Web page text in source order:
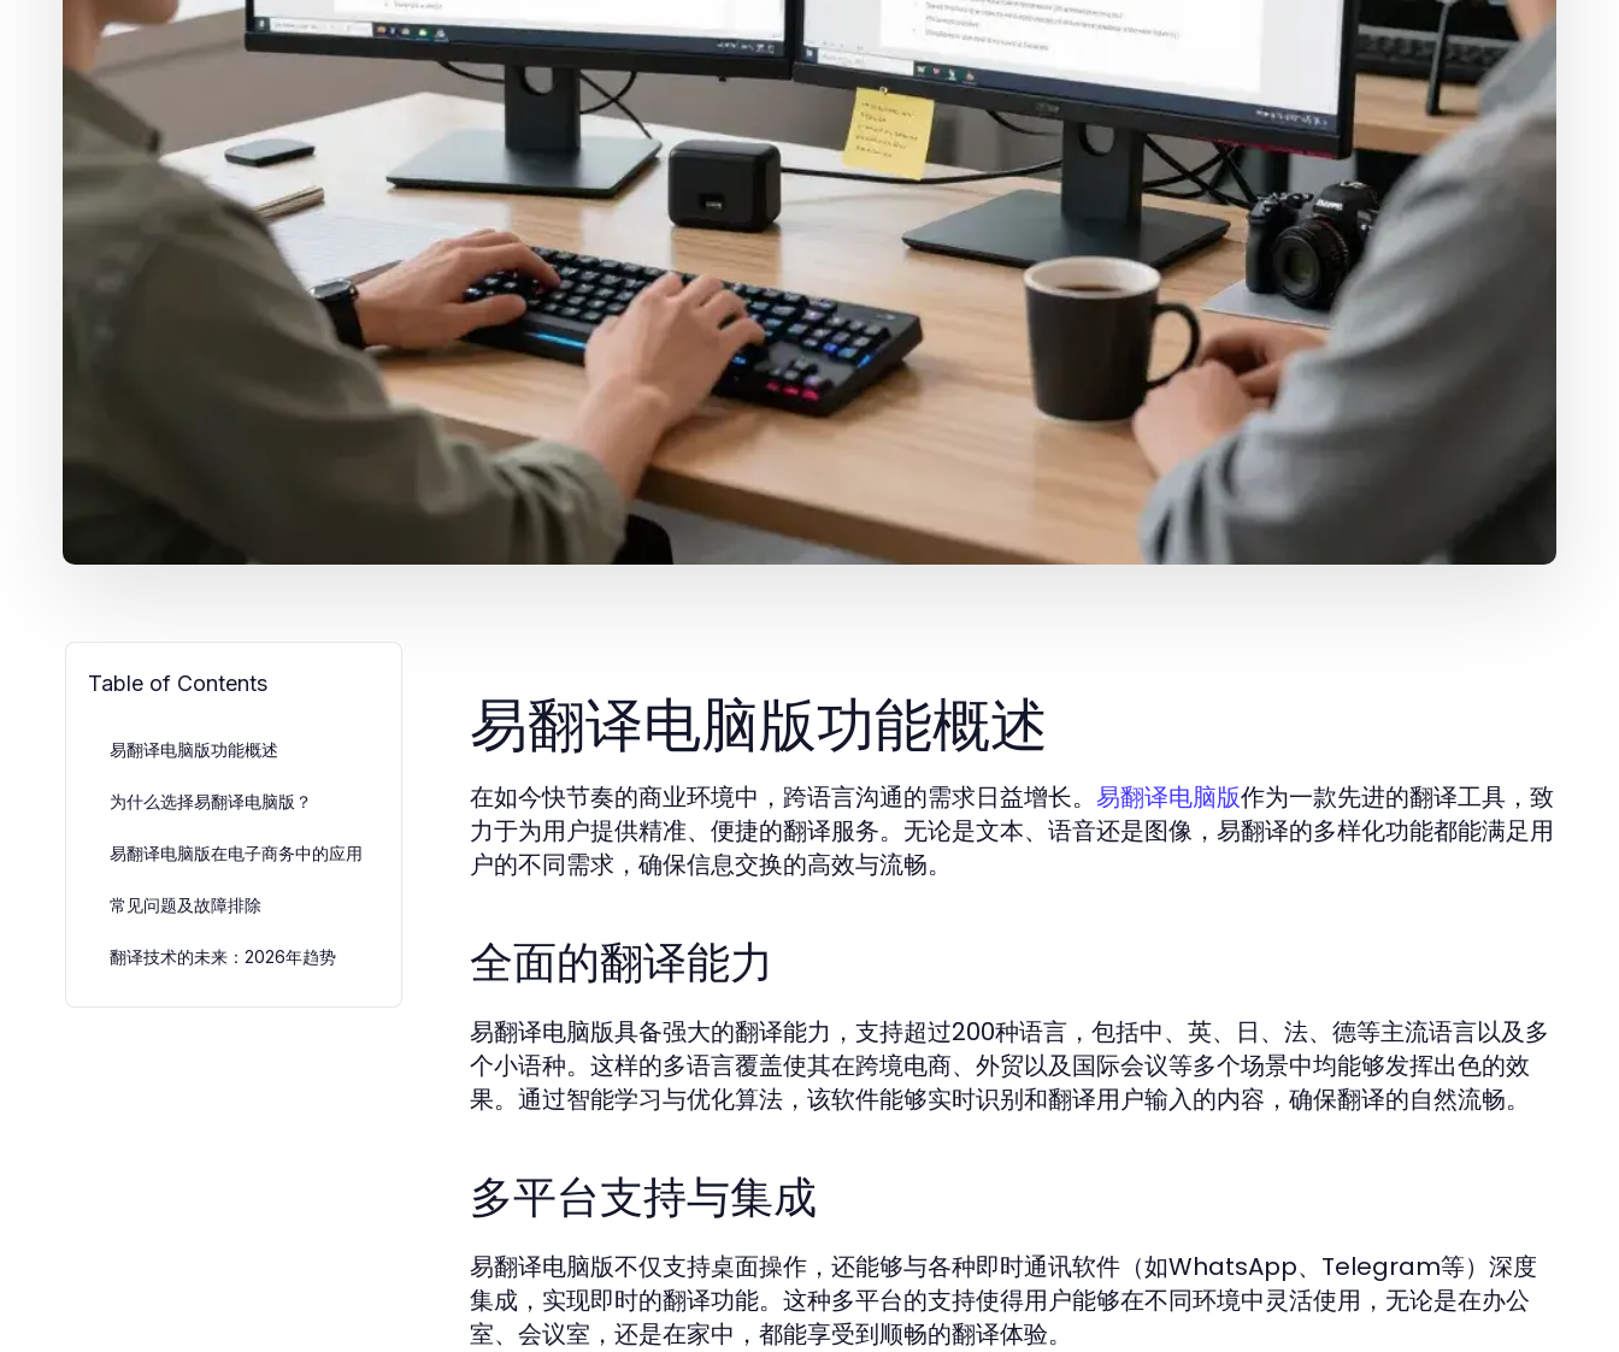
Table of Contents
易翻译电脑版功能概述
为什么选择易翻译电脑版？
易翻译电脑版在电子商务中的应用
常见问题及故障排除
翻译技术的未来：2026年趋势
易翻译电脑版功能概述
在如今快节奏的商业环境中，跨语言沟通的需求日益增长。 易翻译电脑版作为一款先进的翻译工具，致
力于为用户提供精准、便捷的翻译服务。无论是文本、语音还是图像，易翻译的多样化功能都能满足用
户的不同需求，确保信息交换的高效与流畅。
全面的翻译能力
易翻译电脑版具备强大的翻译能力，支持超过200种语言，包括中、英、日、法、德等主流语言以及多
个小语种。这样的多语言覆盖使其在跨境电商、外贸以及国际会议等多个场景中均能够发挥出色的效
果。通过智能学习与优化算法，该软件能够实时识别和翻译用户输入的内容，确保翻译的自然流畅。
多平台支持与集成
易翻译电脑版不仅支持桌面操作，还能够与各种即时通讯软件（如WhatsApp、Telegram等）深度
集成，实现即时的翻译功能。这种多平台的支持使得用户能够在不同环境中灵活使用，无论是在办公
室、会议室，还是在家中，都能享受到顺畅的翻译体验。